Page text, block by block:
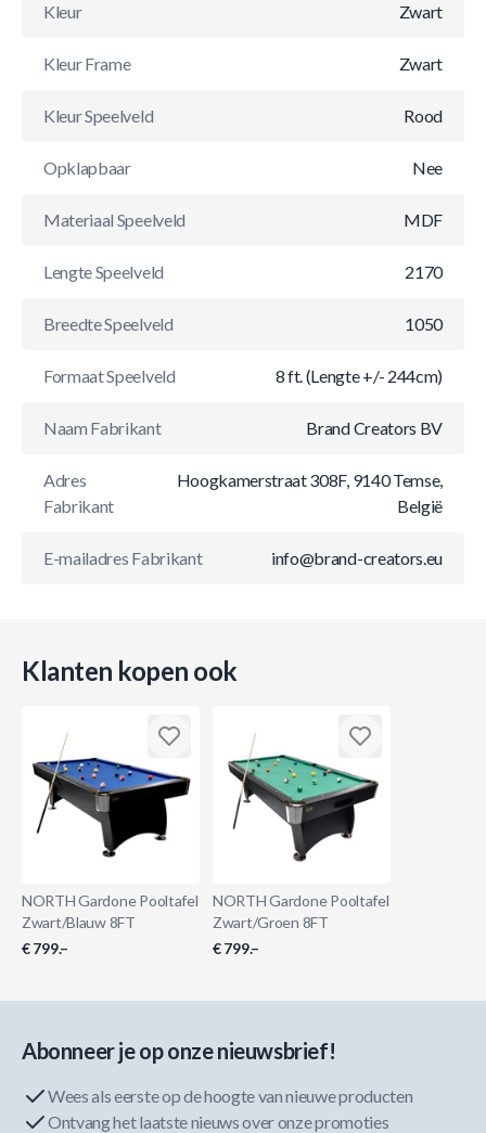
Kleur Zwart
Kleur Frame Zwart
Kleur Speelveld Rood
Opklapbaar Nee
Materiaal Speelveld MDF
Lengte Speelveld 2170
Breedte Speelveld 1050
Formaat Speelveld 8 ft. (Lengte +/- 244cm)
Naam Fabrikant Brand Creators BV
Adres
Fabrikant
Hoogkamerstraat 308F, 9140 Temse,
België
E-mailadres Fabrikant info@brand-creators.eu
Klanten kopen ook
NORTH Gardone Pooltafel
Zwart/Blauw 8FT
€ 799.–
NORTH Gardone Pooltafel
Zwart/Groen 8FT
€ 799.–
Abonneer je op onze nieuwsbrief!
Wees als eerste op de hoogte van nieuwe producten
Ontvang het laatste nieuws over onze promoties